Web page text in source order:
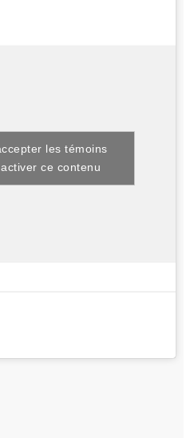
les témoins
ce contenu